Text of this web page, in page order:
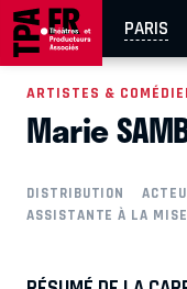
PARIS
AIX-MARSEILLE
EN TOURNÉE
ARTISTES &
Marie
DISTRIBUTION
ASSISTANTE À LA